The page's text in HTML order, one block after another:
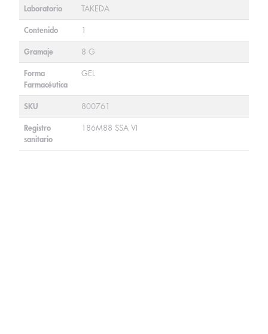
Laboratorio TAKEDA
Contenido 1
Gramaje 8 G
Forma
Farmacéutica
GEL
SKU 800761
Registro
sanitario
186M88 SSA VI